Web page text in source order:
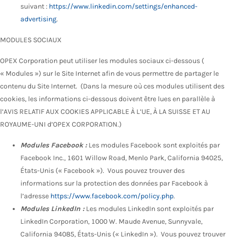
suivant : https://www.linkedin.com/settings/enhanced-
advertising.
MODULES SOCIAUX
OPEX Corporation peut utiliser les modules sociaux ci-dessous (
« Modules ») sur le Site Internet afin de vous permettre de partager le
contenu du Site Internet. (Dans la mesure où ces modules utilisent des
cookies, les informations ci-dessous doivent être lues en parallèle à
l’AVIS RELATIF AUX COOKIES APPLICABLE À L’UE, À LA SUISSE ET AU
ROYAUME-UNI d’OPEX CORPORATION.)
Modules Facebook :Les modules Facebook sont exploités par
Facebook Inc., 1601 Willow Road, Menlo Park, California 94025,
États-Unis (« Facebook »). Vous pouvez trouver des
informations sur la protection des données par Facebook à
l’adresse https://www.facebook.com/policy.php.
Modules LinkedIn :Les modules LinkedIn sont exploités par
LinkedIn Corporation, 1000 W. Maude Avenue, Sunnyvale,
California 94085, États-Unis (« LinkedIn »). Vous pouvez trouver